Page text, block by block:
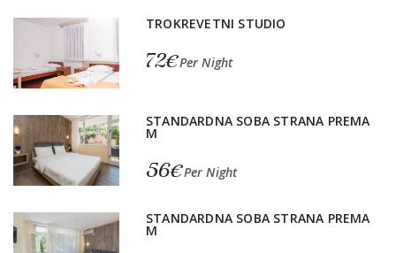
TROKREVETNI STUDIO
72€Per Night
STANDARDNA SOBA STRANA PREMA
M
56€Per Night
STANDARDNA SOBA STRANA PREMA
M